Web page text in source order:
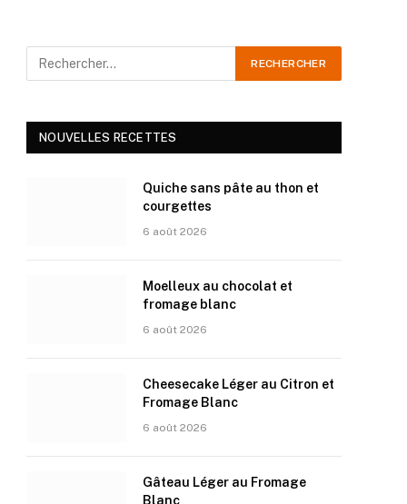
NOUVELLES RECETTES
Quiche sans pâte au thon et
courgettes
6 août 2026
Moelleux au chocolat et
fromage blanc
6 août 2026
Cheesecake Léger au Citron et
Fromage Blanc
6 août 2026
Gâteau Léger au Fromage
Blanc